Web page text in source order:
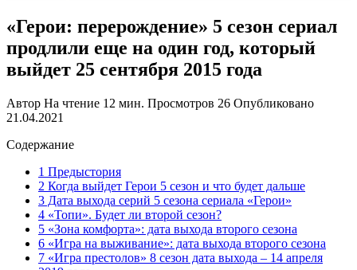
«Герои: перерождение» 5 сезон сериал
продлили еще на один год, который
выйдет 25 сентября 2015 года
Автор На чтение 12 мин. Просмотров 26 Опубликовано
21.04.2021
Содержание
1 Предыстория
2 Когда выйдет Герои 5 сезон и что будет дальше
3 Дата выхода серий 5 сезона сериала «Герои»
4 «Топи». Будет ли второй сезон?
5 «Зона комфорта»: дата выхода второго сезона
6 «Игра на выживание»: дата выхода второго сезона
7 «Игра престолов» 8 сезон дата выхода – 14 апреля